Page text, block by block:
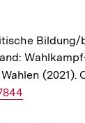
Bildung/
(2021).